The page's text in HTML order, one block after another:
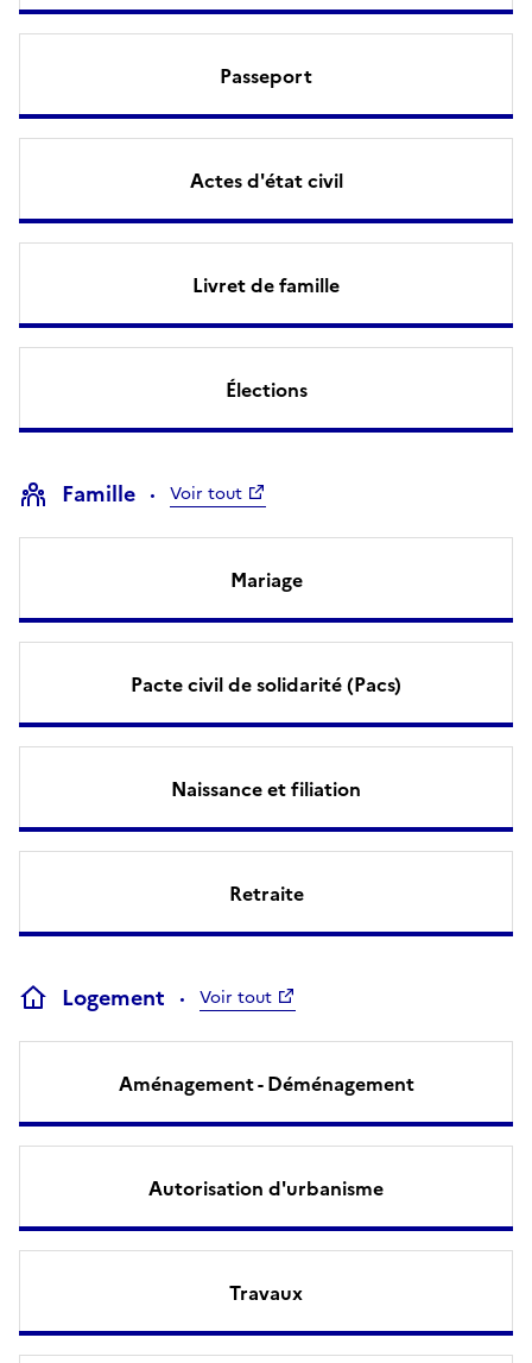
Passeport
Actes d'état civil
Livret de famille
Élections
Famille Voir tout
Mariage
Pacte civil de solidarité (Pacs)
Naissance et filiation
Retraite
Logement Voir tout
Aménagement - Déménagement
Autorisation d'urbanisme
Travaux